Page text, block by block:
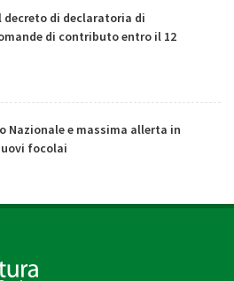
decreto di declaratoria di
di contributo entro il 12
Nazionale e massima allerta in
focolai